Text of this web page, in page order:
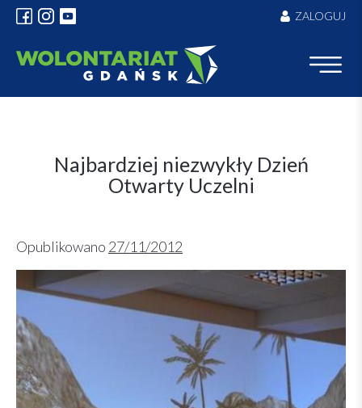
Skip
content
ZALOGUJ
Najbardziej niezwykły Dzień
Otwarty Uczelni
Opublikowano 27/11/2012